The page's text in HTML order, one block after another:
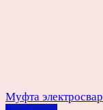
Муфта